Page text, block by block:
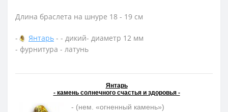
Длина браслета на шнуре 18 - 19 см
- Янтарь - - дикий- диаметр 12 мм
- фурнитура - латунь
Янтарь
- камень солнечного счастья и здоровья -
- (нем. «огненный камень»)